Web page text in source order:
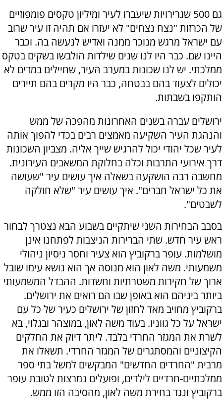
גם 500 שגרירויות שיעברו לעיר ומיליון טקסים פומפוזיים
של הכרזות "נצח נצחים" לא יעזרו אם תהיה זו עיר שרוב
עם ישראל מרגש מנוכר ממנה ואדיש לנעשה בה. וכבר
היינו שם. כבר היו לנו שנים שילדות הולבשו בשקים בטקס
ממלכתי. יש לנו שכונות במערב העיר, שחיילים במדים לא
יכולים לצעוד בהם בבטחה, כבר היו מקרים בהם תיירים
הותקפו בשבתות.
ירושלים עברה בשנים האחרונות מהפכה של ממש
והנהגת העיר השקיעה מאמצים רבים בכדי להפוך אותה
לעיר שכל יהודי יכול להרגיש שייך אליה. מצביון השכונות
דרך אירועי התרבות וכלה בחלוקת המשאבים העירונית.
מחשבה רבה הושקעה בשאלה איך עושים עיר "שעושה
את כל ישראל חברים". איך עושים עיר "שלא חולקה
לשבטים".
בסבב הבחירות השני שיתקיים בשבוע הבא נצטרך לבחור
ראש עיר חדש. שתי הברירות הניצבות לפתחנו אינן
מושלמות. עופר ברקוביץ הוא צעיר וחסר ניסיון ניהולי
משמעותי. משה לאון הוא מנוסה אך הוא נושא עימו שובל
ארוך של חקירות משטרתיות וחשדות. ההבדל המשמעותי
ביותר ביניהם הוא באופן שבו הם רואים את ירושלים.
ברקוביץ מחויב מאד לחזון של ירושלים כעיר של כל עם
ישראל על כל גווניו. בעוד משה לאון, במוצהר ובגלוי, בא
לשרת את המגזר החרדי בלבד. ליתר דיוק את החלקים
הקיצוניים והמסתגרים של המגזר החרדי. תשאלו את
מרבית "החרדים החדשים" המבקשים למשל בתי ספר
ממלכתיים-חרדיים לילדים, ופועלים נמרצות לטובת עופר
ברקוביץ ונגד בחירת משה לאון, מהסיבה הזו ממש.